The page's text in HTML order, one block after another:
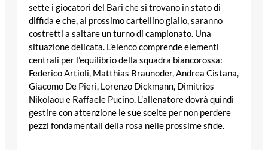
sette i giocatori del Bari che si trovano in stato di
diffida e che, al prossimo cartellino giallo, saranno
costretti a saltare un turno di campionato. Una
situazione delicata. L’elenco comprende elementi
centrali per l’equilibrio della squadra biancorossa:
Federico Artioli, Matthias Braunoder, Andrea Cistana,
Giacomo De Pieri, Lorenzo Dickmann, Dimitrios
Nikolaou e Raffaele Pucino. L’allenatore dovrà quindi
gestire con attenzione le sue scelte per non perdere
pezzi fondamentali della rosa nelle prossime sfide.